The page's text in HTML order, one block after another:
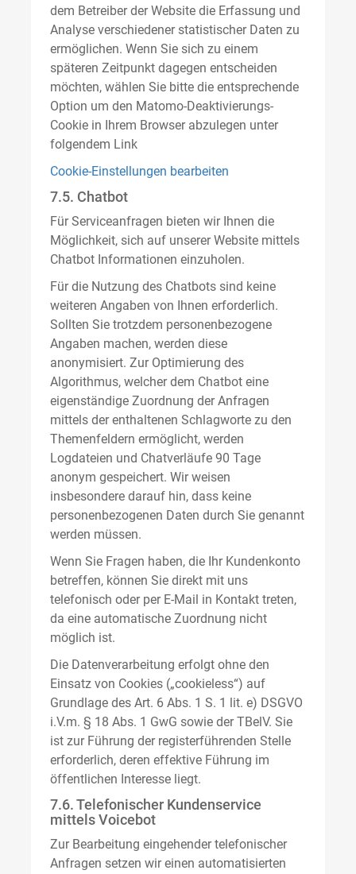
dem Betreiber der Website die Erfassung und
Analyse verschiedener statistischer Daten zu
ermöglichen. Wenn Sie sich zu einem
späteren Zeitpunkt dagegen entscheiden
möchten, wählen Sie bitte die entsprechende
Option um den Matomo-Deaktivierungs-
Cookie in Ihrem Browser abzulegen unter
folgendem Link
Cookie-Einstellungen bearbeiten
7.5. Chatbot
Für Serviceanfragen bieten wir Ihnen die
Möglichkeit, sich auf unserer Website mittels
Chatbot Informationen einzuholen.
Für die Nutzung des Chatbots sind keine
weiteren Angaben von Ihnen erforderlich.
Sollten Sie trotzdem personenbezogene
Angaben machen, werden diese
anonymisiert. Zur Optimierung des
Algorithmus, welcher dem Chatbot eine
eigenständige Zuordnung der Anfragen
mittels der enthaltenen Schlagworte zu den
Themenfeldern ermöglicht, werden
Logdateien und Chatverläufe 90 Tage
anonym gespeichert. Wir weisen
insbesondere darauf hin, dass keine
personenbezogenen Daten durch Sie genannt
werden müssen.
Wenn Sie Fragen haben, die Ihr Kundenkonto
betreffen, können Sie direkt mit uns
telefonisch oder per E-Mail in Kontakt treten,
da eine automatische Zuordnung nicht
möglich ist.
Die Datenverarbeitung erfolgt ohne den
Einsatz von Cookies („cookieless“) auf
Grundlage des Art. 6 Abs. 1 S. 1 lit. e) DSGVO
i.V.m. § 18 Abs. 1 GwG sowie der TBelV. Sie
ist zur Führung der registerführenden Stelle
erforderlich, deren effektive Führung im
öffentlichen Interesse liegt.
7.6. Telefonischer Kundenservice
mittels Voicebot
Zur Bearbeitung eingehender telefonischer
Anfragen setzen wir einen automatisierten